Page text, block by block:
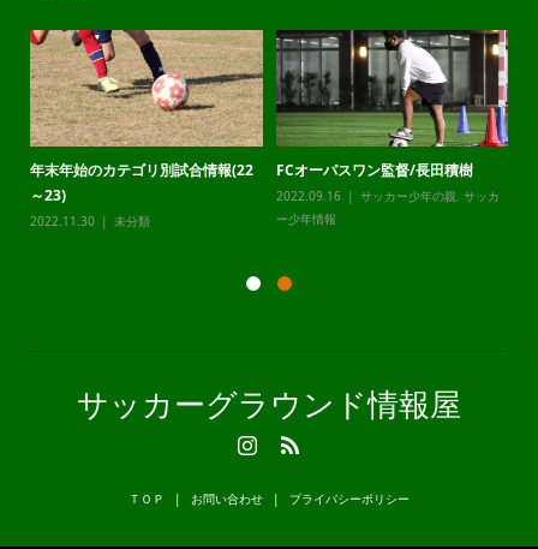
年末年始のカテゴリ別試合情報(22
～23)
2022.11.30 未分類
FCオーパスワン監督/長田積樹
2022.09.16 サッカー少年の親, サッカ
ー少年情報
サッカーグラウンド情報屋
ＴＯＰ お問い合わせ プライバシーポリシー